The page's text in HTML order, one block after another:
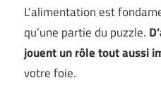
L’alimentation est
qu’une partie du puzzle.
jouent un rôle tout aussi
votre foie.